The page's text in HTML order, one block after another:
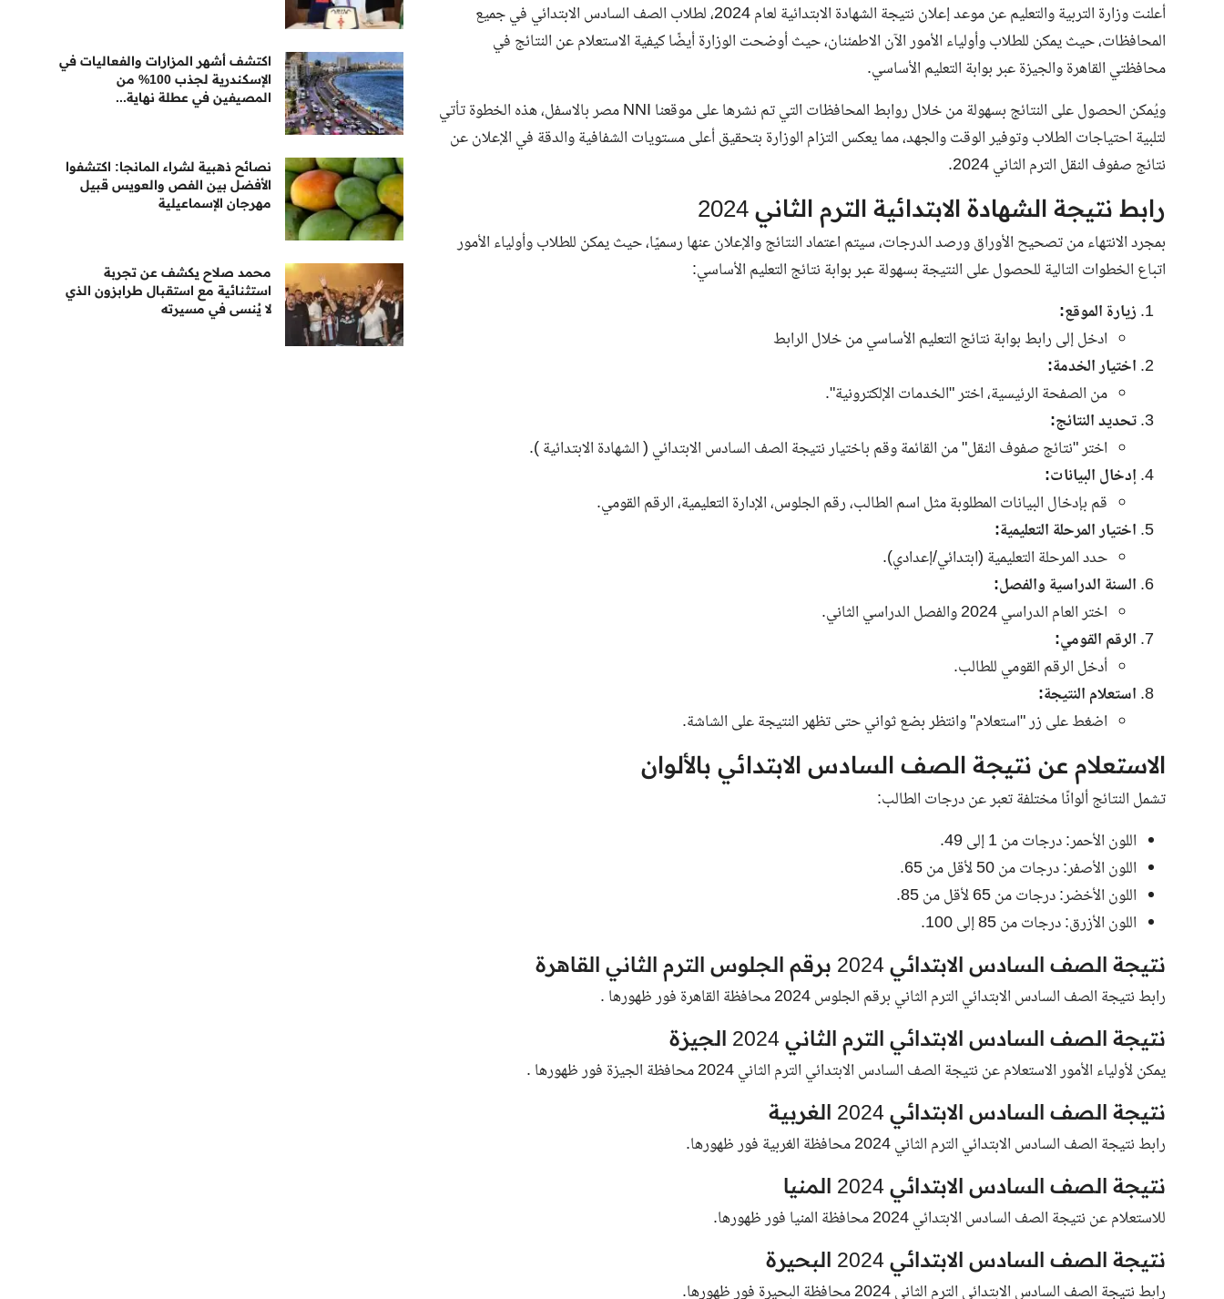
أعلنت وزارة التربية والتعليم عن موعد إعلان نتيجة الشهادة الابتدائية لعام 2024، لطلاب الصف السادس الابتدائي في جميع
المحافظات، حيث يمكن للطلاب وأولياء الأمور الآن الاطمئنان، حيث أوضحت الوزارة أيضًا كيفية الاستعلام عن النتائج في
محافظتي القاهرة والجيزة عبر بوابة التعليم الأساسي.
ويُمكن الحصول على النتائج بسهولة من خلال روابط المحافظات التي تم نشرها على موقعنا NNI مصر بالاسفل، هذه الخطوة تأتي
لتلبية احتياجات الطلاب وتوفير الوقت والجهد، مما يعكس التزام الوزارة بتحقيق أعلى مستويات الشفافية والدقة في الإعلان عن
نتائج صفوف النقل الترم الثاني 2024.
رابط نتيجة الشهادة الابتدائية الترم الثاني 2024
بمجرد الانتهاء من تصحيح الأوراق ورصد الدرجات، سيتم اعتماد النتائج والإعلان عنها رسميًا، حيث يمكن للطلاب وأولياء الأمور
اتباع الخطوات التالية للحصول على النتيجة بسهولة عبربوابة نتائج التعليم الأساسي:
زيارة الموقع:
ادخل إلى رابط بوابة نتائج التعليم الأساسي من خلال الرابط
اختيار الخدمة:
من الصفحة الرئيسية، اختر "الخدمات الإلكترونية".
تحديد النتائج:
اختر "نتائج صفوف النقل" من القائمة وقم باختيار نتيجة الصف السادس الابتدائي ( الشهادة الابتدائية ).
إدخال البيانات:
قم بإدخال البيانات المطلوبة مثل اسم الطالب، رقم الجلوس، الإدارة التعليمية، الرقم القومي.
اختيار المرحلة التعليمية:
حدد المرحلة التعليمية (ابتدائي/إعدادي).
السنة الدراسية والفصل:
اختر العام الدراسي 2024 والفصل الدراسي الثاني.
الرقم القومي:
أدخل الرقم القومي للطالب.
استعلام النتيجة:
اضغط على زر "استعلام" وانتظر بضع ثواني حتى تظهر النتيجة على الشاشة.
الاستعلام عن نتيجة الصف السادس الابتدائي بالألوان
تشمل النتائج ألوانًا مختلفة تعبر عن درجات الطالب:
اللون الأحمر: درجات من 1 إلى 49.
اللون الأصفر: درجات من 50 لأقل من 65.
اللون الأخضر: درجات من 65 لأقل من 85.
اللون الأزرق: درجات من 85 إلى 100.
نتيجة الصف السادس الابتدائي 2024 برقم الجلوس الترم الثاني القاهرة
رابط نتيجة الصف السادس الابتدائي الترم الثاني برقم الجلوس 2024 محافظة القاهرة فور ظهورها .
نتيجة الصف السادس الابتدائي الترم الثاني 2024 الجيزة
يمكن لأولياء الأمور الاستعلام عن نتيجة الصف السادس الابتدائي الترم الثاني 2024 محافظة الجيزة فور ظهورها .
نتيجة الصف السادس الابتدائي 2024 الغربية
رابط نتيجة الصف السادس الابتدائي الترم الثاني 2024 محافظة الغربية فور ظهورها.
نتيجة الصف السادس الابتدائي 2024 المنيا
للاستعلام عن نتيجة الصف السادس الابتدائي 2024 محافظة المنيا فور ظهورها.
نتيجة الصف السادس الابتدائي 2024 البحيرة
رابط نتيجة الصف السادس الابتدائي الترم الثاني 2024 محافظة البحيرة فور ظهورها.
اكتشف أشهر المزارات والفعاليات في
الإسكندرية لجذب 100% من
المصيفين في عطلة نهاية...
نصائح ذهبية لشراء المانجا: اكتشفوا
الأفضل بين الفص والعويس قبيل
مهرجان الإسماعيلية
محمد صلاح يكشف عن تجربة
استثنائية مع استقبال طرابزون الذي
لا يُنسى في مسيرته